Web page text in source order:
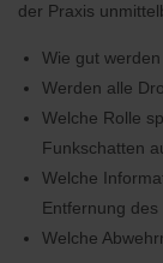
der Praxis
Wie gut
Werden alle
Welche Rolle
Funkschatten
Welche
Entfernung
Welche